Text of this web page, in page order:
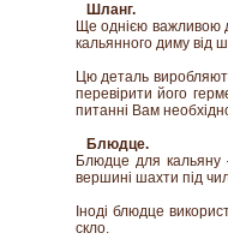
Шланг.
Ще однією важливою
кальянного диму від
Цю деталь
перевірити його
питанні Вам
Блюдце.
Блюдце для кальяну
вершині шахти під
Іноді блюдце
скло.